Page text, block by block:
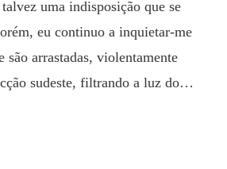
eu continuo a inquietar-me
são arrastadas, violentamente
sudeste, filtrando a luz do…